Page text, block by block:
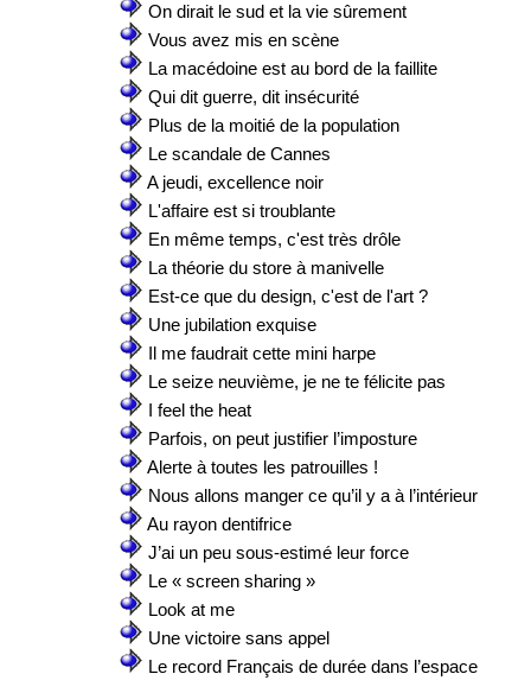
On dirait le sud et la vie sûrement
Vous avez mis en scène
La macédoine est au bord de la faillite
Qui dit guerre, dit insécurité
Plus de la moitié de la population
Le scandale de Cannes
A jeudi, excellence noir
L'affaire est si troublante
En même temps, c'est très drôle
La théorie du store à manivelle
Est-ce que du design, c'est de l'art ?
Une jubilation exquise
Il me faudrait cette mini harpe
Le seize neuvième, je ne te félicite pas
I feel the heat
Parfois, on peut justifier l’imposture
Alerte à toutes les patrouilles !
Nous allons manger ce qu’il y a à l’intérieur
Au rayon dentifrice
J’ai un peu sous-estimé leur force
Le « screen sharing »
Look at me
Une victoire sans appel
Le record Français de durée dans l’espace